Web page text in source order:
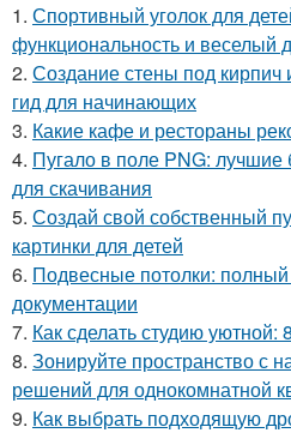
1. Спортивный уголок для
функциональность и веселый
2. Создание стены под кирпич
гид для начинающих
3. Какие кафе и рестораны
4. Пугало в поле PNG:
для скачивания
5. Создай свой собственный
картинки для детей
6. Подвесные потолки: полный
документации
7. Как сделать студию уютной:
8. Зонируйте пространство с
решений для однокомнатной
9. Как выбрать подходящую